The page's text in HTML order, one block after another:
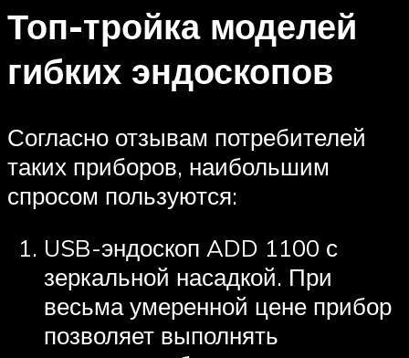
Топ-тройка моделей
гибких эндоскопов
Согласно отзывам потребителей
таких приборов, наибольшим
спросом пользуются:
USB-эндоскоп ADD 1100 с
зеркальной насадкой. При
весьма умеренной цене прибор
позволяет выполнять